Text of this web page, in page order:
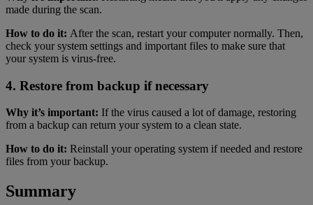
made during the scan.
How to do it: After the scan, restart your computer normally. Then,
check your system settings and important files to make sure that
your system is virus-free.
4. Restore from backup if necessary
Why it’s important: If the virus caused a lot of damage, restoring
from a backup can return your system to a clean state.
How to do it: Reinstall your operating system if needed and restore
files from your backup.
Summary